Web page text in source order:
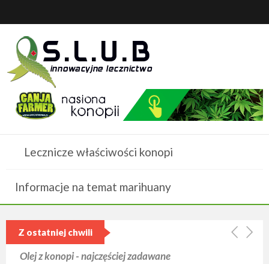
Lecznicze właściwości konopi
Informacje na temat marihuany
Z ostatniej chwili
Olej z konopi - najczęściej zadawane